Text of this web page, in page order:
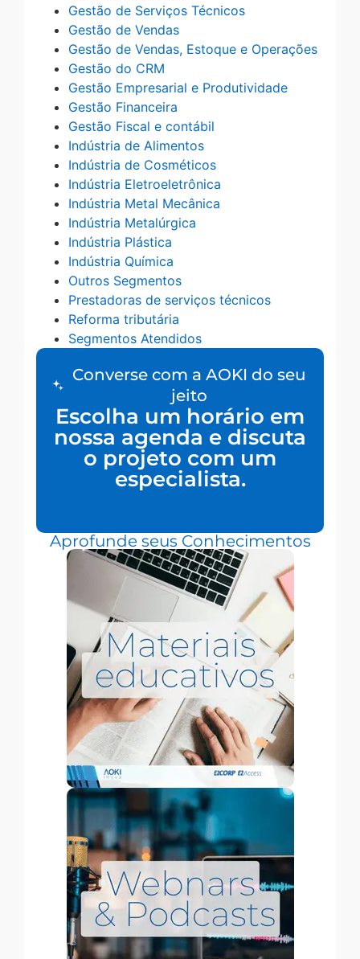
Gestão de Serviços Técnicos
Gestão de Vendas
Gestão de Vendas, Estoque e Operações
Gestão do CRM
Gestão Empresarial e Produtividade
Gestão Financeira
Gestão Fiscal e contábil
Indústria de Alimentos
Indústria de Cosméticos
Indústria Eletroeletrônica
Indústria Metal Mecânica
Indústria Metalúrgica
Indústria Plástica
Indústria Química
Outros Segmentos
Prestadoras de serviços técnicos
Reforma tributária
Segmentos Atendidos
Converse com a AOKI do seu
jeito
Escolha um horário em
nossa agenda e discuta
o projeto com um
especialista.
Aprofunde seus Conhecimentos